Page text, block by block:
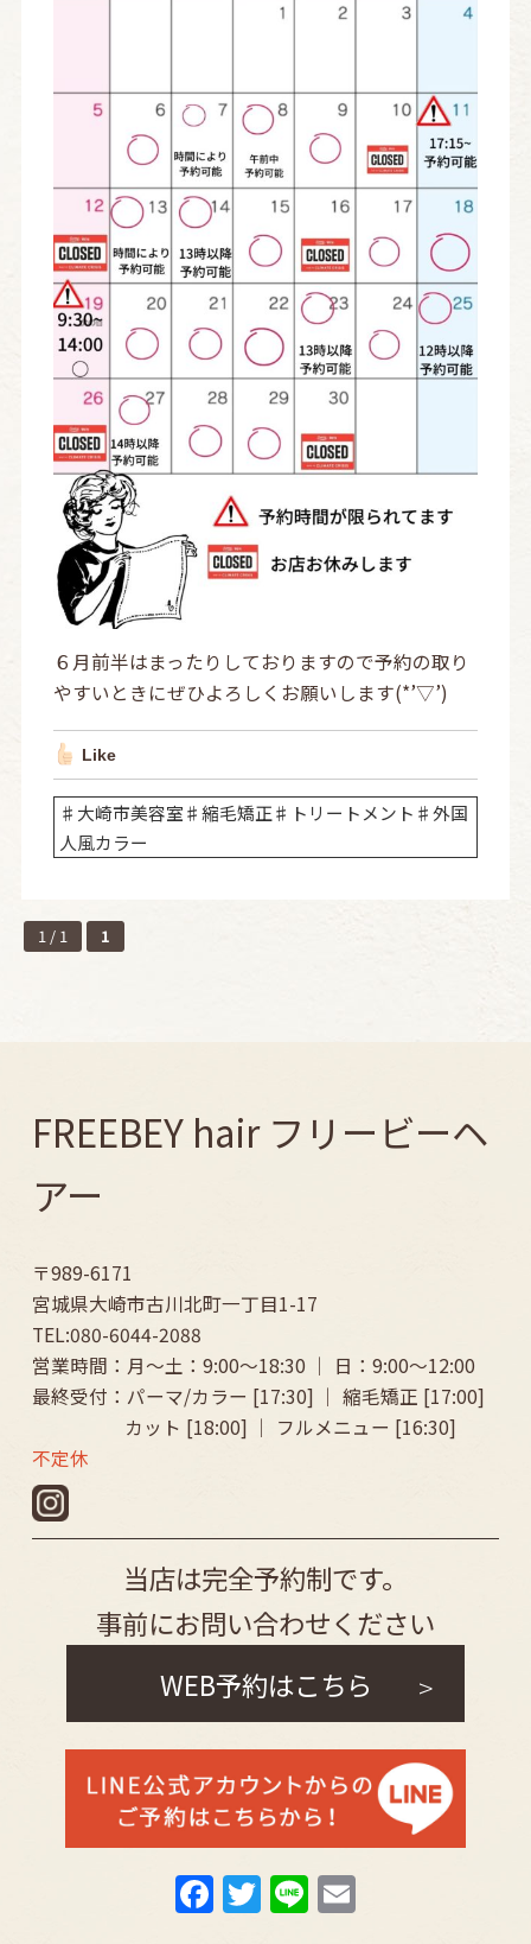
６月前半はまったりしておりますので予約の取り
やすいときにぜひよろしくお願いします(*’▽’)
Like
♯大崎市美容室♯縮毛矯正♯トリートメント♯外国
人風カラー
1 / 1 1
FREEBEY hair フリービーヘ
アー
〒989-6171
宮城県大崎市古川北町一丁目1-17
TEL:080-6044-2088
営業時間：月～土：9:00〜18:30 ｜ 日：9:00〜12:00
最終受付：パーマ/カラー [17:30] ｜ 縮毛矯正 [17:00]
カット [18:00] ｜ フルメニュー [16:30]
不定休
当店は完全予約制です。
事前にお問い合わせください
WEB予約はこちら
F
a
T
w
Li
n